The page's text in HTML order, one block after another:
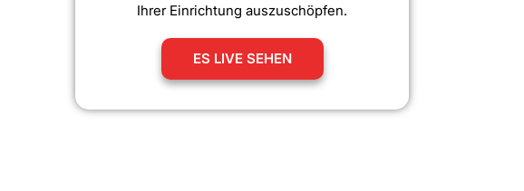
Ihrer Einrichtung auszuschöpfen.
ES LIVE SEHEN